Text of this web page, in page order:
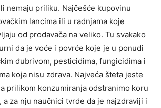
nemaju priliku. Najčešće kupovinu
lancima ili u radnjama koje
od prodavača na veliko. Tu svakako
da je voće i povrće koje je u ponudi
đubrivom, pesticidima, fungicidima i
koja nisu zdrava. Najveća šteta jeste
prilikom konzumiranja odstranimo koru
a za nju naučnici tvrde da je najzdraviji i